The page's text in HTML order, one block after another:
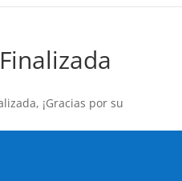
¡Gracias por su